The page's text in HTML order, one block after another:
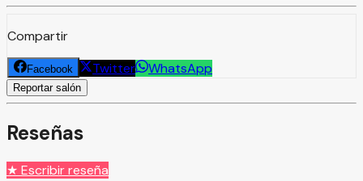
Compartir
Facebook Twitter WhatsApp
Reportar salón
Reseñas
★ Escribir reseña